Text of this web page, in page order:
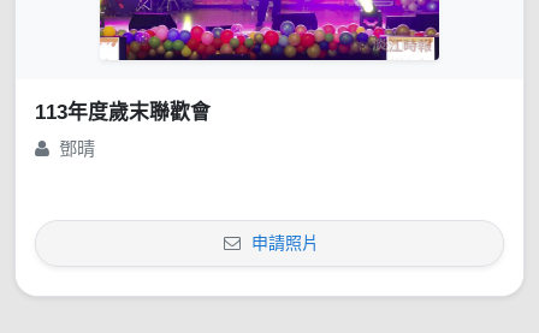
113年度歲末聯歡會
鄧晴
申請照片